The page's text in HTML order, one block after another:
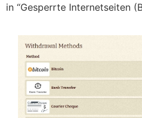
in “Gesperrte Internetseiten